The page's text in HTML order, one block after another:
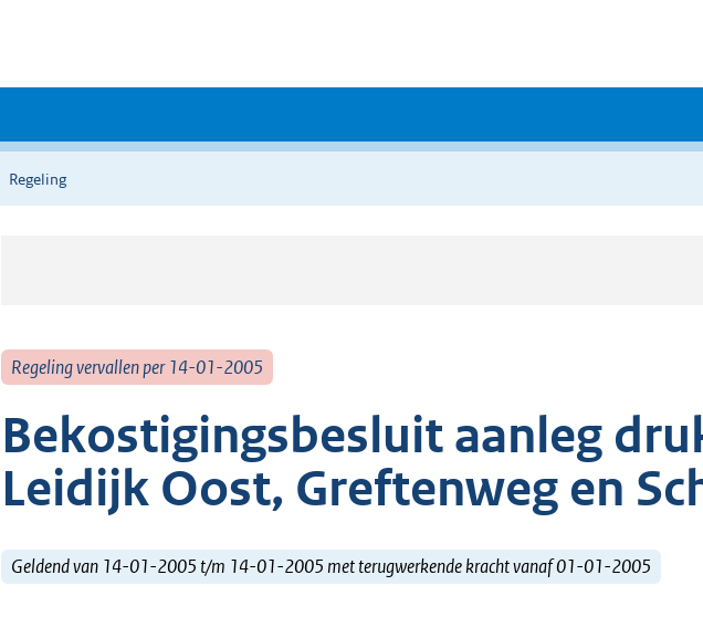
Regeling
Regeling vervallen per 14-01-2005
Bekostigingsbesluit aanleg
Leidijk Oost, Greftenweg en
Geldend van 14-01-2005 t/m 14-01-2005 met terugwerkende kracht vanaf 01-01-2005